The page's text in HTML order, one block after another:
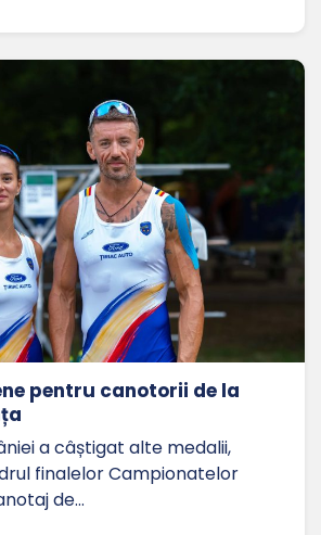
pentru canotorii de la
a câștigat alte medalii,
finalelor Campionatelor
de…